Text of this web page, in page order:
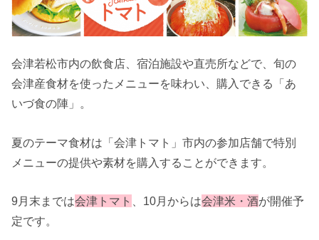
会津若松市内の飲食店、宿泊施設や直売所などで、旬の
会津産食材を使ったメニューを味わい、購入できる「あ
いづ食の陣」。
夏のテーマ食材は「会津トマト」市内の参加店舗で特別
メニューの提供や素材を購入することができます。
9月末までは会津トマト 、10月からは会津米・酒が開催予
定です。